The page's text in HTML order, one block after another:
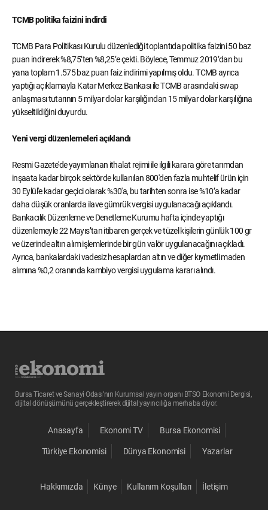
TCMB politika faizini indirdi
TCMB Para Politikası Kurulu düzenlediği toplantıda politika faizini 50 baz
puan indirerek %8,75’ten %8,25’e çekti. Böylece, Temmuz 2019’dan bu
yana toplam 1.575 baz puan faiz indirimi yapılmış oldu. TCMB ayrıca
yaptığı açıklamayla Katar Merkez Bankası ile TCMB arasındaki swap
anlaşması tutarının 5 milyar dolar karşılığından 15 milyar dolar karşılığına
yükseltildiğini duyurdu.
Yeni vergi düzenlemeleri açıklandı
Resmi Gazete'de yayımlanan ithalat rejimi ile ilgili karara göre tarımdan
inşaata kadar birçok sektörde kullanılan 800'den fazla muhtelif ürün için
30 Eylül'e kadar geçici olarak %30'a, bu tarihten sonra ise %10’a kadar
daha düşük oranlarda ilave gümrük vergisi uygulanacağı açıklandı.
Bankacılık Düzenleme ve Denetleme Kurumu hafta içinde yaptığı
düzenlemeyle 22 Mayıs’tan itibaren gerçek ve tüzel kişilerin günlük 100 gr
ve üzerinde altın alım işlemlerinde bir gün valör uygulanacağını açıkladı.
Ayrıca, bankalardaki vadesiz hesaplardan altın ve diğer kıymetli maden
alımına %0,2 oranında kambiyo vergisi uygulama kararı alındı.
Bursa Ticaret ve Sanayi Odası’nın Kurumsal yayın organı BTSO Ekonomi Dergisi,
dijital dönüşümünü gerçekleştirerek dijital yayıncılığa merhaba diyor.
Anasayfa Ekonomi TV Bursa Ekonomisi
Türkiye Ekonomisi Dünya Ekonomisi Yazarlar
Hakkımızda Künye Kullanım Koşulları İletişim